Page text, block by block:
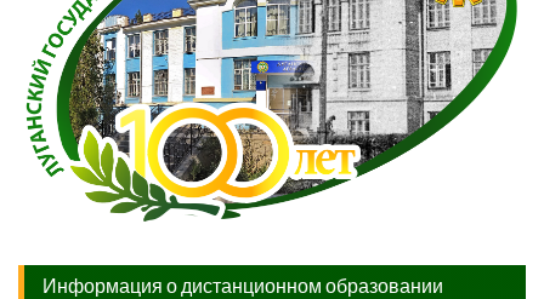
Информация о дистанционном образовании